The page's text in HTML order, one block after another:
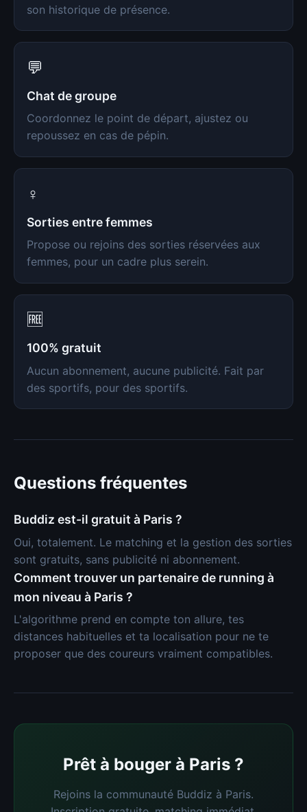
son historique de présence.
💬
Chat de groupe
Coordonnez le point de départ, ajustez ou
repoussez en cas de pépin.
♀️
Sorties entre femmes
Propose ou rejoins des sorties réservées aux
femmes, pour un cadre plus serein.
🆓
100% gratuit
Aucun abonnement, aucune publicité. Fait par
des sportifs, pour des sportifs.
Questions fréquentes
Buddiz est-il gratuit à Paris ?
Oui, totalement. Le matching et la gestion des sorties
sont gratuits, sans publicité ni abonnement.
Comment trouver un partenaire de running à
mon niveau à Paris ?
L'algorithme prend en compte ton allure, tes
distances habituelles et ta localisation pour ne te
proposer que des coureurs vraiment compatibles.
Prêt à bouger à Paris ?
Rejoins la communauté Buddiz à Paris.